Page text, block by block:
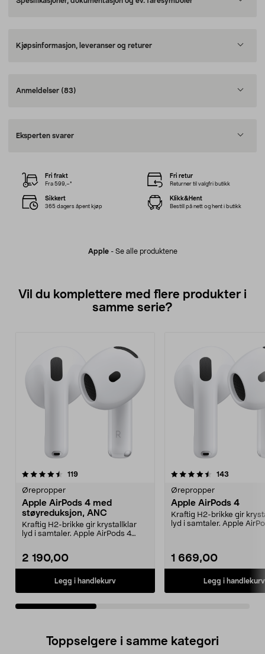
Kjøpsinformasjon, leveranser og returer
Anmeldelser (83)
Eksperten svarer
Apple- Se alle produktene
Fri frakt
Fra 599,–*
Fri retur
Returner til valgfri butikk
Sikkert
365 dagers åpent kjøp
Klikk&Hent
Bestill på nett og hent i butikk
Vil du komplettere med flere produkter i
samme serie?
119anmeldelser
Ørepropper
Apple AirPods 4 med
støyreduksjon, ANC
Kraftig H2-brikke gir krystallklar
lyd i samtaler. Apple AirPods 4
2 190,00
Legg i handlekurv
4.5av 5 stjerner 143
Ørepropper
Apple AirPods 4
Kraftig H2-brikke gir
lyd i samtaler. Apple
1 669,00
Legg i handlekurv
2.5av 5 stjerner
Toppselgere i samme kategori